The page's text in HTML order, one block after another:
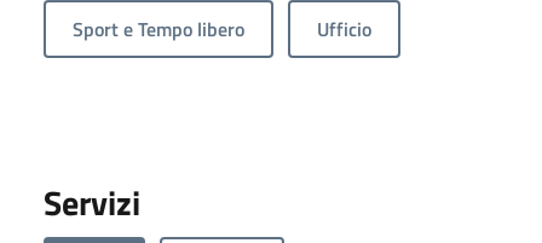
Sport e Tempo libero Ufficio
Servizi